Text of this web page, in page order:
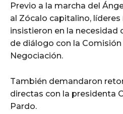
Previo a la marcha del
al Zócalo capitalino,
insistieron en la necesidad
de diálogo con la
Negociación.
También demandaron
directas con la presidenta
Pardo.